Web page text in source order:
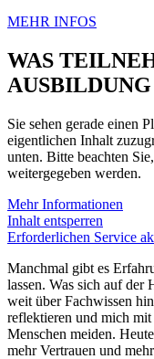
MEHR INFOS
WAS
Sie sehen gerade einen
eigentlichen Inhalt
unten. Bitte beachten
weitergegeben werden.
Mehr Informationen
Inhalt entsperren
Erforderlichen Service
Manchmal gibt es
lassen. Was sich auf der
weit über Fachwissen
reflektieren und mich mit
Menschen meiden.
mehr Vertrauen und